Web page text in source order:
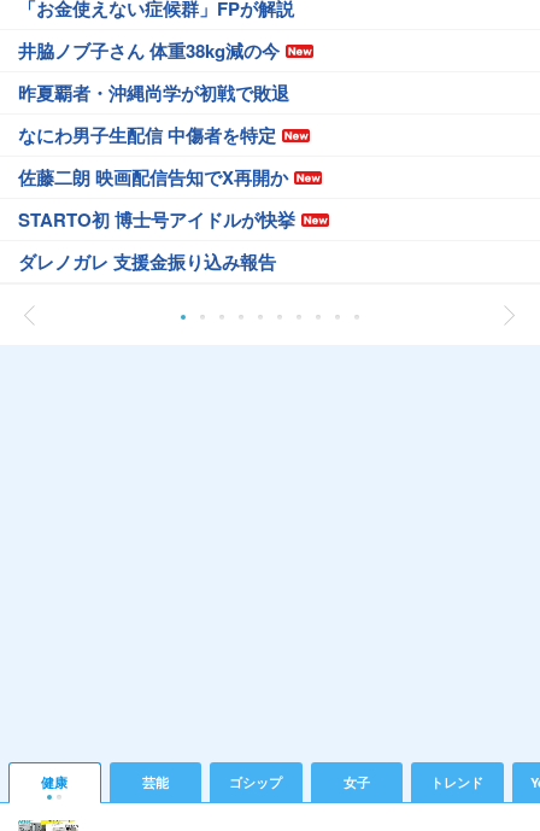
「お金使えない症候群」FPが解説
井脇ノブ子さん 体重38kg減の今
昨夏覇者・沖縄尚学が初戦で敗退
なにわ男子生配信 中傷者を特定
佐藤二朗 映画配信告知でX再開か
STARTO初 博士号アイドルが快挙
ダレノガレ 支援金振り込み報告
健康 芸能 ゴシップ 女子 トレンド